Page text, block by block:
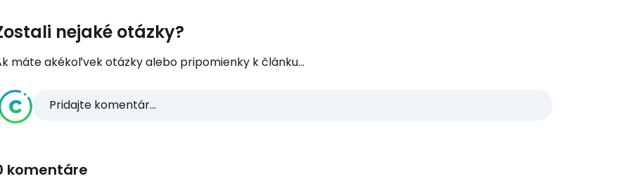
nejaké otázky?
máte akékoľvek otázky alebo pripomienky k článku...
Pridajte komentár...
komentáre